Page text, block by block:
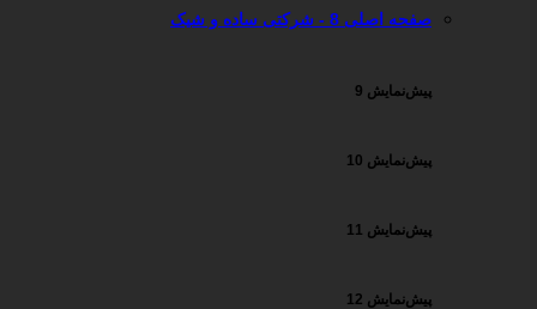
صفحه اصلی 8 - شرکتی ساده و شیک
پیش‌نمایش 9
پیش‌نمایش 10
پیش‌نمایش 11
پیش‌نمایش 12